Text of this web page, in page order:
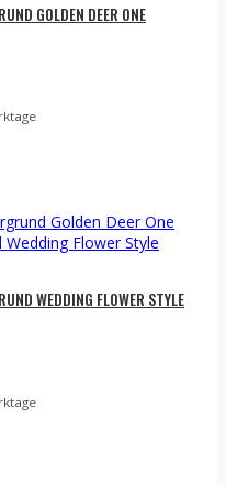
GOLDEN DEER ONE
WEDDING FLOWER STYLE